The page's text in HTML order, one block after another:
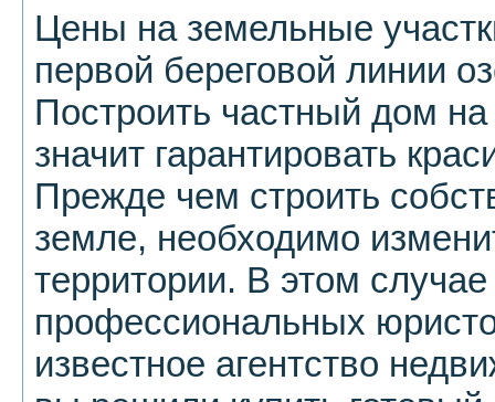
Цены на земельные
первой береговой линии
Построить частный дом
значит гарантировать
Прежде чем строить
земле, необходимо
территории. В этом
профессиональных
известное агентство